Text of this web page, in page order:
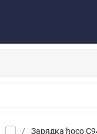
/ Зарядка hoco